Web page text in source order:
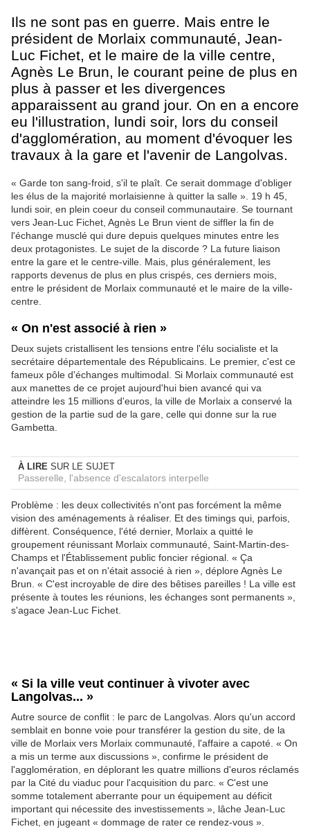
Ils ne sont pas en guerre. Mais entre le
président de Morlaix communauté, Jean-
Luc Fichet, et le maire de la ville centre,
Agnès Le Brun, le courant peine de plus en
plus à passer et les divergences
apparaissent au grand jour. On en a encore
eu l'illustration, lundi soir, lors du conseil
d'agglomération, au moment d'évoquer les
travaux à la gare et l'avenir de Langolvas.
« Garde ton sang-froid, s'il te plaît. Ce serait dommage d'obliger
les élus de la majorité morlaisienne à quitter la salle ». 19 h 45,
lundi soir, en plein coeur du conseil communautaire. Se tournant
vers Jean-Luc Fichet, Agnès Le Brun vient de siffler la fin de
l'échange musclé qui dure depuis quelques minutes entre les
deux protagonistes. Le sujet de la discorde ? La future liaison
entre la gare et le centre-ville. Mais, plus généralement, les
rapports devenus de plus en plus crispés, ces derniers mois,
entre le président de Morlaix communauté et le maire de la ville-
centre.
« On n'est associé à rien »
Deux sujets cristallisent les tensions entre l'élu socialiste et la
secrétaire départementale des Républicains. Le premier, c'est ce
fameux pôle d'échanges multimodal. Si Morlaix communauté est
aux manettes de ce projet aujourd'hui bien avancé qui va
atteindre les 15 millions d'euros, la ville de Morlaix a conservé la
gestion de la partie sud de la gare, celle qui donne sur la rue
Gambetta.
À LIRE SUR LE SUJET
Passerelle, l'absence d'escalators interpelle
Problème : les deux collectivités n'ont pas forcément la même
vision des aménagements à réaliser. Et des timings qui, parfois,
diffèrent. Conséquence, l'été dernier, Morlaix a quitté le
groupement réunissant Morlaix communauté, Saint-Martin-des-
Champs et l'Établissement public foncier régional. « Ça
n'avançait pas et on n'était associé à rien », déplore Agnès Le
Brun. « C'est incroyable de dire des bêtises pareilles ! La ville est
présente à toutes les réunions, les échanges sont permanents »,
s'agace Jean-Luc Fichet.
« Si la ville veut continuer à vivoter avec
Langolvas... »
Autre source de conflit : le parc de Langolvas. Alors qu'un accord
semblait en bonne voie pour transférer la gestion du site, de la
ville de Morlaix vers Morlaix communauté, l'affaire a capoté. « On
a mis un terme aux discussions », confirme le président de
l'agglomération, en déplorant les quatre millions d'euros réclamés
par la Cité du viaduc pour l'acquisition du parc. « C'est une
somme totalement aberrante pour un équipement au déficit
important qui nécessite des investissements », lâche Jean-Luc
Fichet, en jugeant « dommage de rater ce rendez-vous ».